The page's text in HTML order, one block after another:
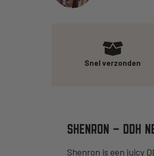
Snel verzonden
SHENRON – DDH
Shenron is een juicy